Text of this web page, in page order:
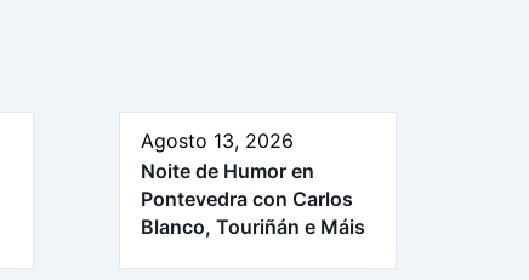
Agosto 13, 2026
Noite de Humor en
Pontevedra con Carlos
Blanco, Touriñán e Máis